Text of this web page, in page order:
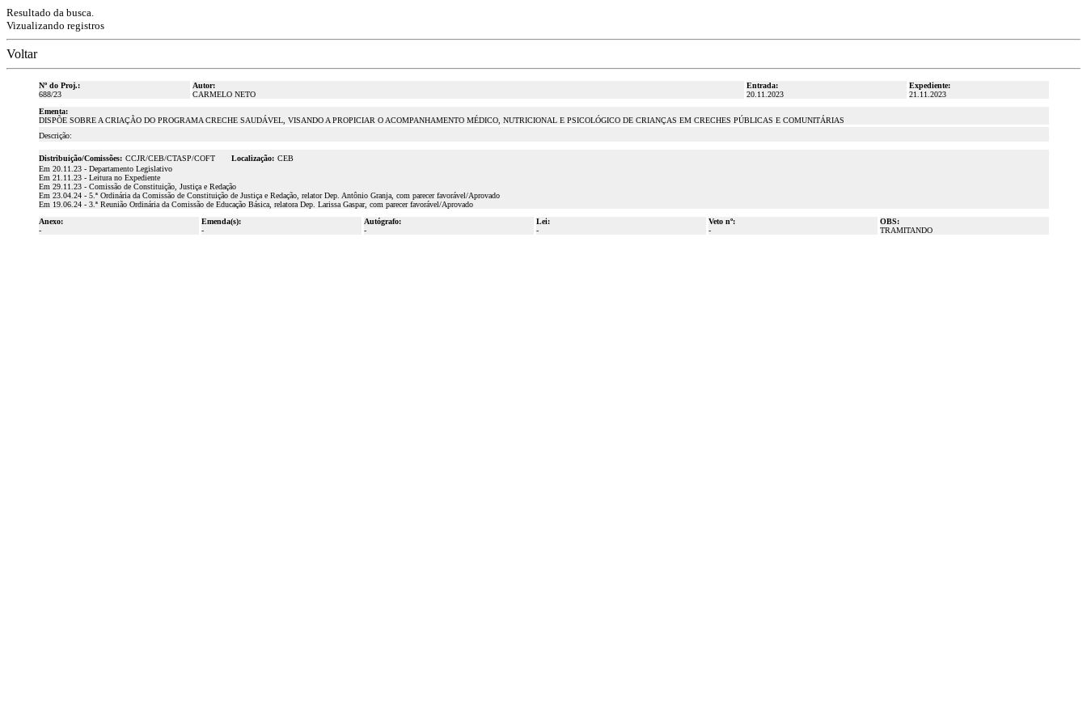
Resultado da busca.
Vizualizando registros
Voltar
Nº do Proj.:
688/23
Autor:
CARMELO NETO
Entrada:
20.11.2023
Expediente:
21.11.2023
Ementa:
DISPÕE SOBRE A CRIAÇÃO DO PROGRAMA CRECHE SAUDÁVEL, VISANDO A PROPICIAR O ACOMPANHAMENTO MÉDICO, NUTRICIONAL E PSICOLÓGICO DE CRIANÇAS EM CRECHES PÚBLICAS E COMUNITÁRIAS
Descrição:
Distribuição/Comissões: CCJR/CEB/CTASP/COFT Localização: CEB
Em 20.11.23 - Departamento Legislativo
Em 21.11.23 - Leitura no Expediente
Em 29.11.23 - Comissão de Constituição, Justiça e Redação
Em 23.04.24 - 5.ª Ordinária da Comissão de Constituição de Justiça e Redação, relator Dep. Antônio Granja, com parecer favorável/Aprovado
Em 19.06.24 - 3.ª Reunião Ordinária da Comissão de Educação Básica, relatora Dep. Larissa Gaspar, com parecer favorável/Aprovado
Anexo:
-
Emenda(s):
-
Autógrafo:
-
Lei:
-
Veto nº:
-
OBS:
TRAMITANDO